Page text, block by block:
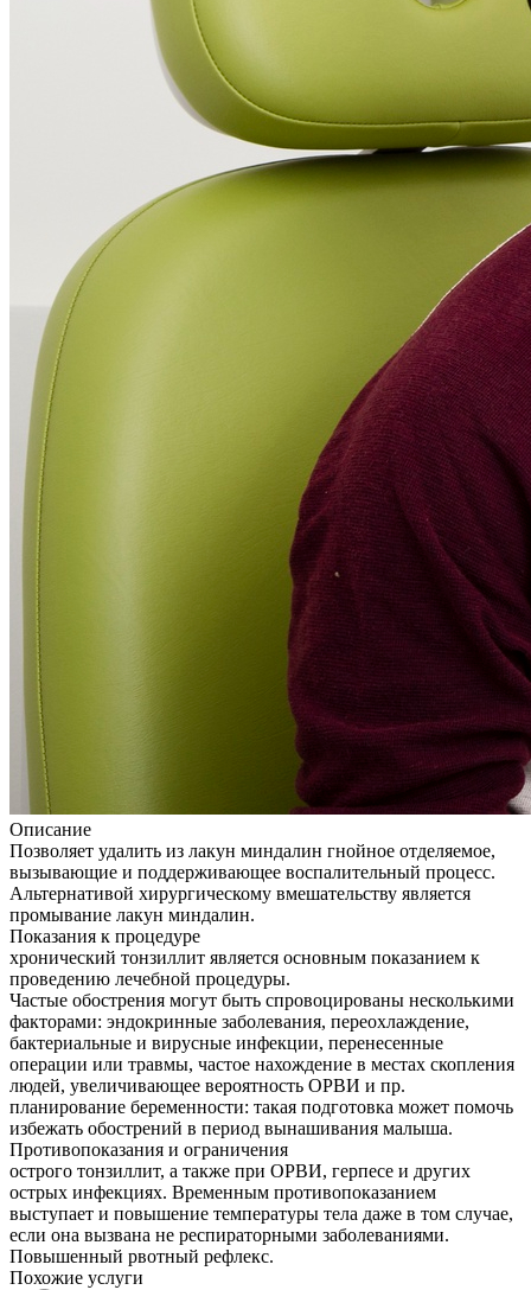
Описание
Позволяет удалить из лакун миндалин гнойное отделяемое,
вызывающие и поддерживающее воспалительный процесс.
Альтернативой хирургическому вмешательству является
промывание лакун миндалин.
Показания к процедуре
хронический тонзиллит является основным показанием к
проведению лечебной процедуры.
Частые обострения могут быть спровоцированы несколькими
факторами: эндокринные заболевания, переохлаждение,
бактериальные и вирусные инфекции, перенесенные
операции или травмы, частое нахождение в местах скопления
людей, увеличивающее вероятность ОРВИ и пр.
планирование беременности: такая подготовка может помочь
избежать обострений в период вынашивания малыша.
Противопоказания и ограничения
острого тонзиллит, а также при ОРВИ, герпесе и других
острых инфекциях. Временным противопоказанием
выступает и повышение температуры тела даже в том случае,
если она вызвана не респираторными заболеваниями.
Повышенный рвотный рефлекс.
Похожие услуги